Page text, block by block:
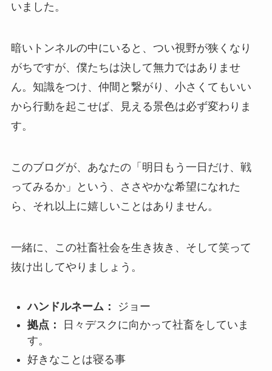
いました。
暗いトンネルの中にいると、つい視野が狭くなり
がちですが、僕たちは決して無力ではありませ
ん。知識をつけ、仲間と繋がり、小さくてもいい
から行動を起こせば、見える景色は必ず変わりま
す。
このブログが、あなたの「明日もう一日だけ、戦
ってみるか」という、ささやかな希望になれた
ら、それ以上に嬉しいことはありません。
一緒に、この社畜社会を生き抜き、そして笑って
抜け出してやりましょう。
ハンドルネーム：
ジョー
拠点：
日々デスクに向かって社畜をしていま
す。
好きなことは寝る事